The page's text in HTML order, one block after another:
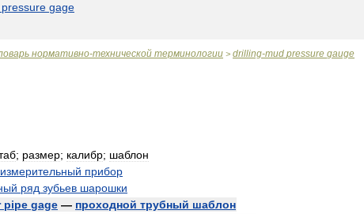
pressure gage
нормативно-технической терминологии > drilling-mud pressure gauge
; размер; калибр; шаблон
измерительный прибор
ряд зубьев шарошки
pipe gage — проходной трубный шаблон